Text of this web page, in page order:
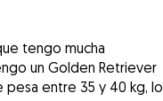
tengo mucha
un Golden Retriever
pesa entre 35 y 40 kg, lo